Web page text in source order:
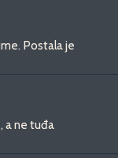
Postala je
a ne tuđa